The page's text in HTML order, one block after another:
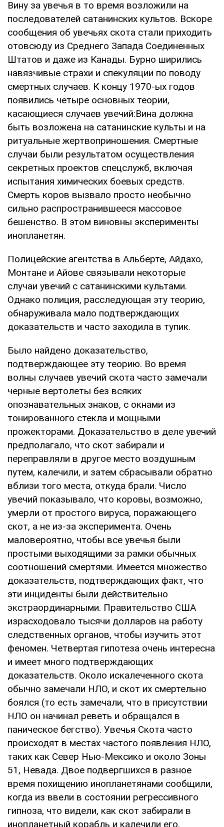
Вину за увечья в то время возложили на
последователей сатанинских культов. Вскоре
сообщения об увечьях скота стали приходить
отовсюду из Среднего Запада Соединенных
Штатов и даже из Канады. Бурно ширились
навязчивые страхи и спекуляции по поводу
смертных случаев. К концу 1970-ых годов
появились четыре основных теории,
касающиеся случаев увечий:Вина должна
быть возложена на сатанинские культы и на
ритуальные жертвоприношения. Смертные
случаи были результатом осуществления
секретных проектов спецслужб, включая
испытания химических боевых средств.
Смерть коров вызвало просто необычно
сильно распространившееся массовое
бешенство. В этом виновны эксперименты
инопланетян.
Полицейские агентства в Альберте, Айдахо,
Монтане и Айове связывали некоторые
случаи увечий с сатанинскими культами.
Однако полиция, расследующая эту теорию,
обнаруживала мало подтверждающих
доказательств и часто заходила в тупик.
Было найдено доказательство,
подтверждающее эту теорию. Во время
волны случаев увечий скота часто замечали
черные вертолеты без всяких
опознавательных знаков, с окнами из
тонированного стекла и мощными
прожекторами. Доказательство в деле увечий
предполагало, что скот забирали и
переправляли в другое место воздушным
путем, калечили, и затем сбрасывали обратно
вблизи того места, откуда брали. Число
увечий показывало, что коровы, возможно,
умерли от простого вируса, поражающего
скот, а не из-за эксперимента. Очень
маловероятно, чтобы все увечья были
простыми выходящими за рамки обычных
соотношений смертями. Имеется множество
доказательств, подтверждающих факт, что
эти инциденты были действительно
экстраординарными. Правительство США
израсходовало тысячи долларов на работу
следственных органов, чтобы изучить этот
феномен. Четвертая гипотеза очень интересна
и имеет много подтверждающих
доказательств. Около искалеченного скота
обычно замечали НЛО, и скот их смертельно
боялся (то есть замечали, что в присутствии
НЛО он начинал реветь и обращался в
паническое бегство). Увечья Скота часто
происходят в местах частого появления НЛО,
таких как Север Нью-Мексико и около Зоны
51, Невада. Двое подвергшихся в разное
время похищению инопланетянами сообщили,
когда из ввели в состоянии регрессивного
гипноза, что видели, как скот забирали в
инопланетный корабль и калечили его.